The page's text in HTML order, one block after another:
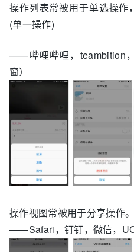
操作列表常被用于单选操作
(单一操作)
——哔哩哔哩，teambition
窗）
操作视图常被用于分享操作。
——Safari，钉钉，微信，